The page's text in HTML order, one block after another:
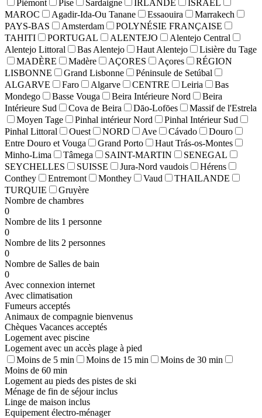
Piémont Pise Sardaigne IRLANDE
ISRAEL
MAROC
Agadir-Ida-Ou Tanane Essaouira
Marrakech
PAYS-BAS
Amsterdam
POLYNÉSIE FRANÇAISE
TAHITI
PORTUGAL ALENTEJO
Alentejo Central
Alentejo Littoral
Bas Alentejo Haut Alentejo
Lisière du Tage
MADÈRE
Madère AÇORES Açores
RÉGION
LISBONNE
Grand Lisbonne
Péninsule de Setúbal
ALGARVE
Faro Algarve CENTRE Leiria
Bas
Mondego
Basse Vouga Beira Intérieure Nord
Beira
Intérieure Sud
Cova de Beira Dāo-Lofōes
Massif de l'Estrela
Moyen Tage
Pinhal intérieur Nord
Pinhal Intérieur Sud
Pinhal Littoral
Ouest NORD Ave Cávado
Douro
Entre Douro et Vouga
Grand Porto
Haut Trás-os-Montes
Minho-Lima
Tâmega SAINT-MARTIN
SENEGAL
SEYCHELLES
SUISSE Jura-Nord vaudois
Hérens
Conthey
Entremont Monthey Vaud
THAILANDE
TURQUIE
Gruyère
Nombre de chambres
0
Nombre de lits 1 personne
0
Nombre de lits 2 personnes
0
Nombre de Salles de bain
0
Avec connexion internet
Avec climatisation
Fumeurs acceptés
Animaux de compagnie bienvenus
Chèques Vacances acceptés
Logement avec piscine
Logement avec un accès plage à pied
Moins de 5 min
Moins de 15 min
Moins de 30 min
Moins de 60 min
Logement au pieds des pistes de ski
Ménage de fin de séjour inclus
Linge de maison inclus
Equipement électro-ménager